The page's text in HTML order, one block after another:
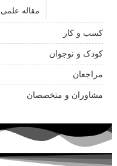
مقاله علمی
کسب و کار
کودک و نوجوان
مراجعان
مشاوران و متخصصان